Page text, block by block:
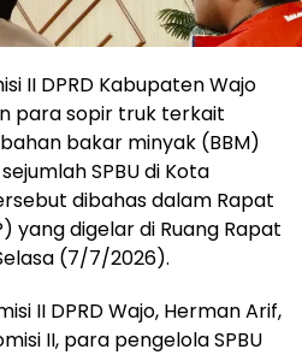
II DPRD Kabupaten Wajo
para sopir truk terkait
bakar minyak (BBM)
SPBU di Kota
dibahas dalam Rapat
yang digelar di Ruang Rapat
(7/7/2026).
II DPRD Wajo, Herman Arif,
II, para pengelola SPBU